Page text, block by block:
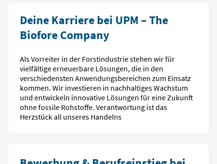
Deine Karriere bei UPM – The
Biofore Company
Als Vorreiter in der Forstindustrie stehen wir für
vielfältige erneuerbare Lösungen, die in den
verschiedensten Anwendungsbereichen zum Einsatz
kommen. Wir investieren in nachhaltiges Wachstum
und entwickeln innovative Lösungen für eine Zukunft
ohne fossile Rohstoffe. Verantwortung ist das
Herzstück all unseres Handelns